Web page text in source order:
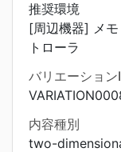
推奨環境
[周辺機器] メ
トローラ
バリエーション
内容種別
two-